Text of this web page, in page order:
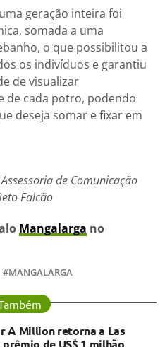
geração inteira foi
somada a uma
o que possibilitou a
os indivíduos e garantiu
de visualizar
de cada potro, podendo
deseja somar e fixar em
de Comunicação
Falcão
Mangalarga no
MANGALARGA
A Million retorna a Las
de US$ 1 milhão